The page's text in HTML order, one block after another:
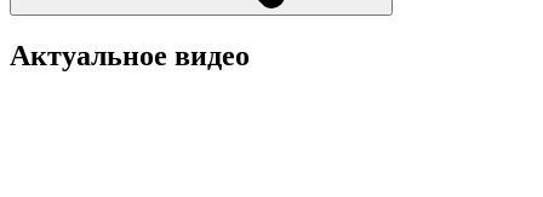
Актуальное видео